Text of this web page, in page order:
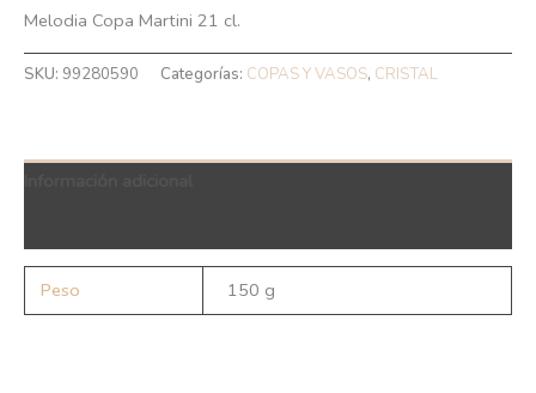
Melodia Copa Martini 21 cl.
SKU: 99280590 Categorías: COPAS Y VASOS, CRISTAL
Peso 150 g